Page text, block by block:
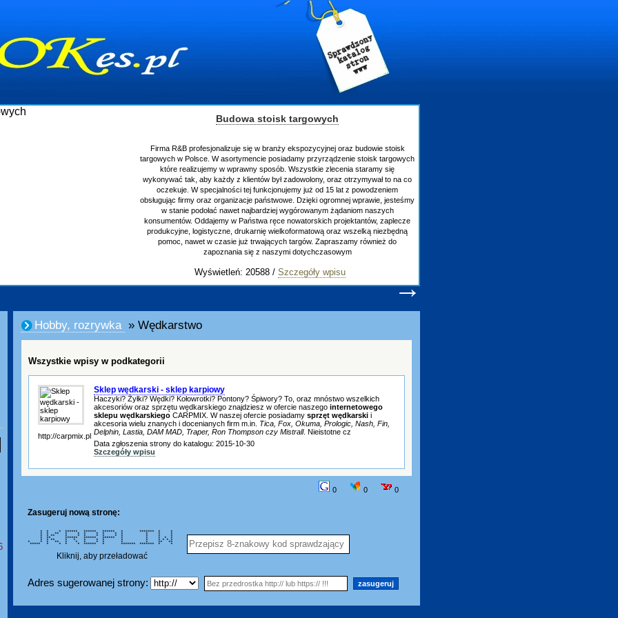
Budowa stoisk targowych
Firma R&B profesjonalizuje się w branży ekspozycyjnej oraz budowie stoisk
targowych w Polsce. W asortymencie posiadamy przyrządzenie stoisk targowych
które realizujemy w wprawny sposób. Wszystkie zlecenia staramy się
wykonywać tak, aby każdy z klientów był zadowolony, oraz otrzymywał to na co
oczekuje. W specjalności tej funkcjonujemy już od 15 lat z powodzeniem
obsługując firmy oraz organizacje państwowe. Dzięki ogromnej wprawie, jesteśmy
w stanie podołać nawet najbardziej wygórowanym żądaniom naszych
konsumentów. Oddajemy w Państwa ręce nowatorskich projektantów, zaplecze
produkcyjne, logistyczne, drukarnię wielkoformatową oraz wszelką niezbędną
pomoc, nawet w czasie już trwających targów. Zapraszamy również do
zapoznania się z naszymi dotychczasowym
Wyświetleń: 20588 / Szczegóły wpisu
→
Hobby, rozrywka » Wędkarstwo
Wszystkie wpisy w podkategorii
http://carpmix.pl
Sklep wędkarski - sklep karpiowy
Haczyki? Żyłki? Wędki? Kołowrotki? Pontony? Śpiwory? To, oraz mnóstwo wszelkich
akcesoriów oraz sprzętu wędkarskiego znajdziesz w ofercie naszego internetowego
sklepu wędkarskiego CARPMIX. W naszej ofercie posiadamy sprzęt wędkarski i
akcesoria wielu znanych i docenianych firm m.in. Tica, Fox, Okuma, Prologic, Nash, Fin,
Delphin, Lastia, DAM MAD, Traper, Ron Thompson czy Mistrall. Nieistotne cz
Data zgłoszenia strony do katalogu: 2015-10-30
Szczegóły wpisu
0 0 0
Zasugeruj nową stronę:
* * * ****** ****** ****** * ******* * *
* * ** * * * * * * * * * *
* * ** * * * * * * * * * *
* ** ****** ****** ****** * * * * *
* * ** * * * * * * * * * * *
* * * ** * * * * * * * ** **
***** * * * * ****** * ******* ******* * *
Kliknij, aby przeładować
Adres sugerowanej strony: